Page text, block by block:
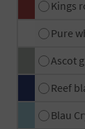
Kings
Pure
Ascot
Reef
Blau